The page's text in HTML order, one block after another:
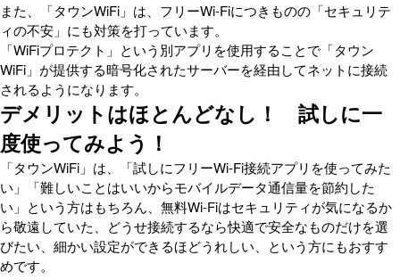
また、「タウンWiFi」は、フリーWi-Fiにつきものの「セキュリテ
ィの不安」にも対策を打っています。
「WiFiプロテクト」という別アプリを使用することで「タウン
WiFi」が提供する暗号化されたサーバーを経由してネットに接続
されるようになります。
デメリットはほとんどなし！ 試しに一
度使ってみよう！
「タウンWiFi」は、「試しにフリーWi-Fi接続アプリを使ってみた
い」「難しいことはいいからモバイルデータ通信量を節約した
い」という方はもちろん、無料Wi-Fiはセキュリティが気になるか
ら敬遠していた、どうせ接続するなら快適で安全なものだけを選
びたい、細かい設定ができるほどうれしい、という方にもおすす
めです。